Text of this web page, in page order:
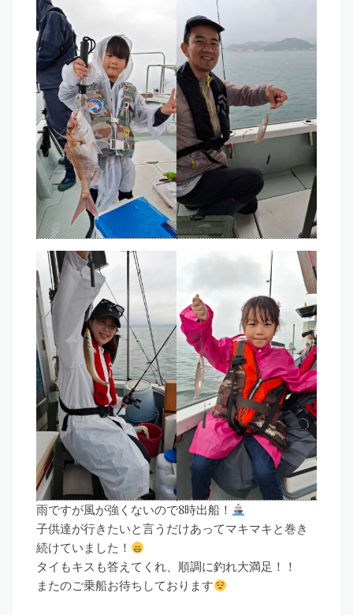
雨ですが風が強くないので8時出船！
子供達が行きたいと言うだけあってマキマキと巻き
続けていました！
タイもキスも答えてくれ、順調に釣れ大満足！！
またのご乗船お待ちしております